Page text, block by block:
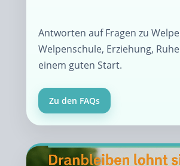
Antworten auf Fragen zu
Welpenschule, Erziehung,
einem guten Start.
Zu den FAQs